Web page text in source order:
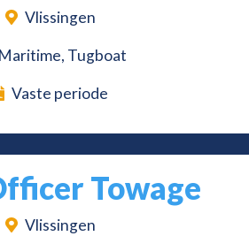
Vlissingen
Maritime, Tugboat
Vaste periode
Towage
Vlissingen